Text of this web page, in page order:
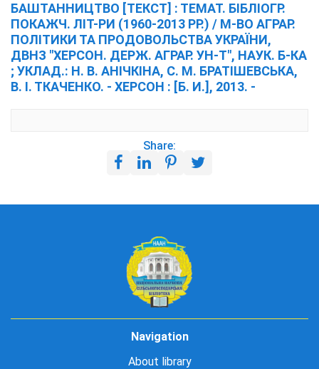
БАШТАННИЦТВО [ТЕКСТ] : ТЕМАТ. БІБЛІОГР.
ПОКАЖЧ. ЛІТ-РИ (1960-2013 РР.) / М-ВО АГРАР.
ПОЛІТИКИ ТА ПРОДОВОЛЬСТВА УКРАЇНИ,
ДВНЗ "ХЕРСОН. ДЕРЖ. АГРАР. УН-Т", НАУК. Б-КА
; УКЛАД.: Н. В. АНІЧКІНА, С. М. БРАТІШЕВСЬКА,
В. І. ТКАЧЕНКО. - ХЕРСОН : [Б. И.], 2013. -
Share:
Navigation
About library